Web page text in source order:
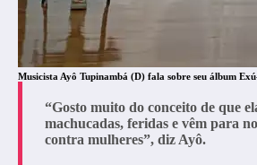
Musicista Ayô Tupinambá (D) fala sobre seu álbum
“Gosto muito do conceito de que
machucadas, feridas e vêm para
contra mulheres”, diz Ayô.